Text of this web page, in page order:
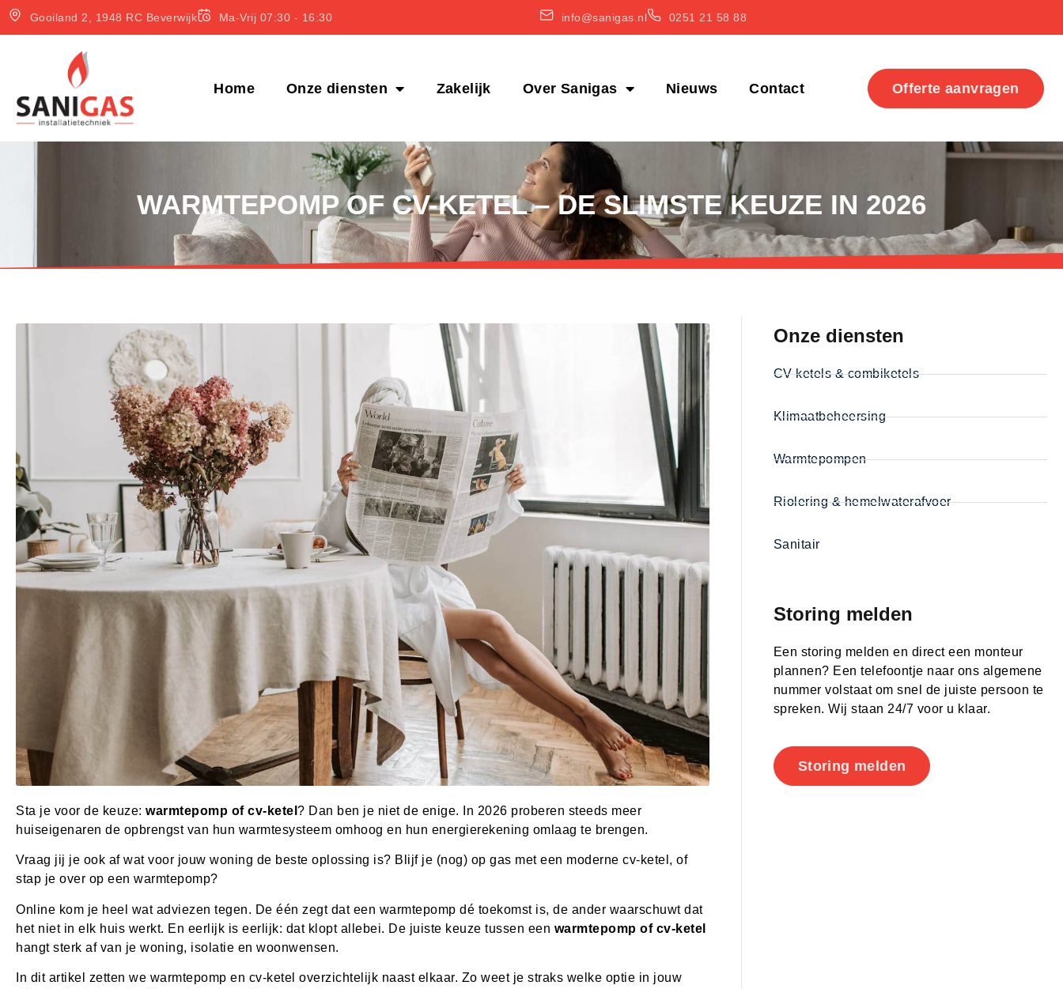
Gooiland 2, 1948 RC Beverwijk Ma-Vrij 07:30 - 16:30 info@sanigas.nl 0251 21 58 88
Home Onze diensten Zakelijk Over Sanigas Nieuws Contact Offerte aanvragen
WARMTEPOMP OF CV-KETEL – DE SLIMSTE KEUZE IN 2026
Sta je voor de keuze: warmtepomp of cv-ketel ? Dan ben je niet de enige. In 2026 proberen steeds meer
huiseigenaren de opbrengst van hun warmtesysteem omhoog en hun energierekening omlaag te brengen.
Vraag jij je ook af wat voor jouw woning de beste oplossing is? Blijf je (nog) op gas met een moderne cv-ketel, of
stap je over op een warmtepomp?
Online kom je heel wat adviezen tegen. De één zegt dat een warmtepomp dé toekomst is, de ander waarschuwt dat
het niet in elk huis werkt. En eerlijk is eerlijk: dat klopt allebei. De juiste keuze tussen een warmtepomp of cv-ketel
hangt sterk af van je woning, isolatie en woonwensen.
In dit artikel zetten we warmtepomp en cv-ketel overzichtelijk naast elkaar. Zo weet je straks welke optie in jouw
Onze diensten
CV ketels & combiketels
Klimaatbeheersing
Warmtepompen
Riolering & hemelwaterafvoer
Sanitair
Storing melden
Een storing melden en direct een monteur
plannen? Een telefoontje naar ons algemene
nummer volstaat om snel de juiste persoon te
spreken. Wij staan 24/7 voor u klaar.
Storing melden